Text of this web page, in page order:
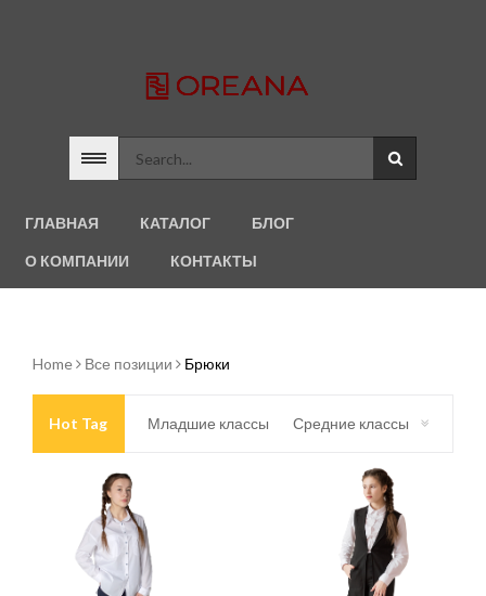
ГЛАВНАЯ КАТАЛОГ БЛОГ
О КОМПАНИИ КОНТАКТЫ
Home Все позиции Брюки
Hot Tag Младшие классы Средние классы
Старшие классы